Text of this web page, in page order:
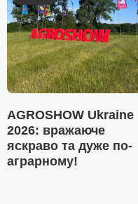
AGROSHOW Ukraine
2026: вражаюче
яскраво та дуже по-
аграрному!